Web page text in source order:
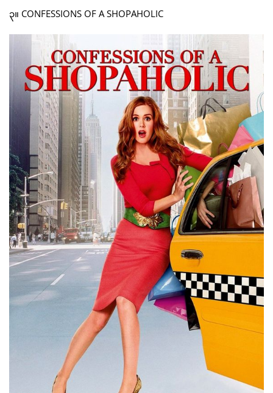
၃။ CONFESSIONS OF A SHOPAHOLIC